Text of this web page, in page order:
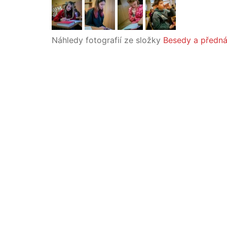
Náhledy fotografií ze složky Besedy a